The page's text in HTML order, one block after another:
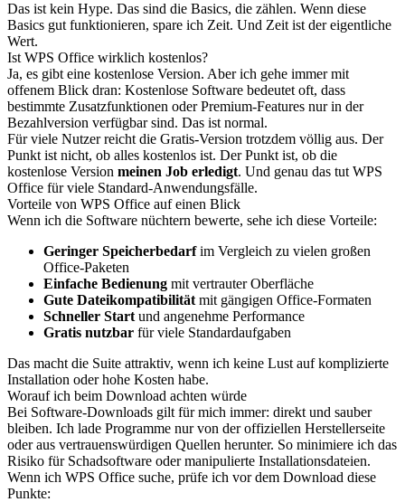
Das ist kein Hype. Das sind die Basics, die zählen. Wenn diese
Basics gut funktionieren, spare ich Zeit. Und Zeit ist der eigentliche
Wert.
Ist WPS Office wirklich kostenlos?
Ja, es gibt eine kostenlose Version. Aber ich gehe immer mit
offenem Blick dran: Kostenlose Software bedeutet oft, dass
bestimmte Zusatzfunktionen oder Premium-Features nur in der
Bezahlversion verfügbar sind. Das ist normal.
Für viele Nutzer reicht die Gratis-Version trotzdem völlig aus. Der
Punkt ist nicht, ob alles kostenlos ist. Der Punkt ist, ob die
kostenlose Version meinen Job erledigt. Und genau das tut WPS
Office für viele Standard-Anwendungsfälle.
Vorteile von WPS Office auf einen Blick
Wenn ich die Software nüchtern bewerte, sehe ich diese Vorteile:
Geringer Speicherbedarfim Vergleich zu vielen großen
Office-Paketen
Einfache Bedienung mit vertrauter Oberfläche
Gute Dateikompatibilität mit gängigen Office-Formaten
Schneller Start und angenehme Performance
Gratis nutzbar für viele Standardaufgaben
Das macht die Suite attraktiv, wenn ich keine Lust auf komplizierte
Installation oder hohe Kosten habe.
Worauf ich beim Download achten würde
Bei Software-Downloads gilt für mich immer: direkt und sauber
bleiben. Ich lade Programme nur von der offiziellen Herstellerseite
oder aus vertrauenswürdigen Quellen herunter. So minimiere ich das
Risiko für Schadsoftware oder manipulierte Installationsdateien.
Wenn ich WPS Office suche, prüfe ich vor dem Download diese
Punkte: